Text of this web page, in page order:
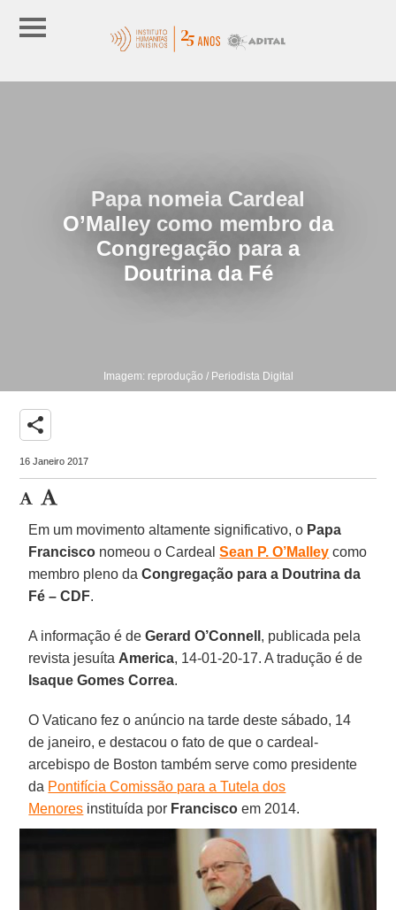
Papa nomeia Cardeal
O’Malley como membro da
Congregação para a
Doutrina da Fé
Imagem: reprodução / Periodista Digital
share
16 Janeiro 2017
Em um movimento altamente significativo, o Papa
Francisco nomeou o CardealSean P. O’Malley como
membro pleno daCongregação para a Doutrina da
Fé – CDF.
A informação é deGerard O’Connell , publicada pela
revista jesuíta America, 14-01-20-17. A tradução é de
Isaque Gomes Correa.
O Vaticano fez o anúncio na tarde deste sábado, 14
de janeiro, e destacou o fato de que o cardeal-
arcebispo de Boston também serve como presidente
da Pontifícia Comissão para a Tutela dos
Menores instituída por Francisco em 2014.